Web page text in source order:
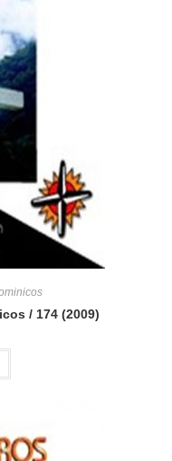
/ 174 (2009)